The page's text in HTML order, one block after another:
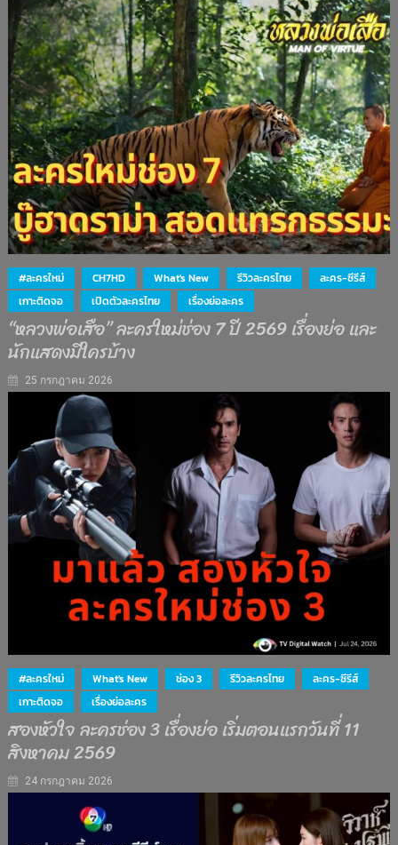
#ละครใหม่ CH7HD What's New รีวิวละครไทย
ละคร-ซีรีส์
เกาะติดจอ
เปิดตัวละครไทย เรื่องย่อละคร
“หลวงพ่อเสือ” ละครใหม่ช่อง 7 ปี 2569 เรื่องย่อ และ
นักแสดงมีใครบ้าง
25 กรกฎาคม 2026
#ละครใหม่ What's New ช่อง 3 รีวิวละครไทย
ละคร-ซีรีส์
เกาะติดจอ
เรื่องย่อละคร
สองหัวใจ ละครช่อง 3 เรื่องย่อ เริ่มตอนแรกวันที่ 11
สิงหาคม 2569
24 กรกฎาคม 2026